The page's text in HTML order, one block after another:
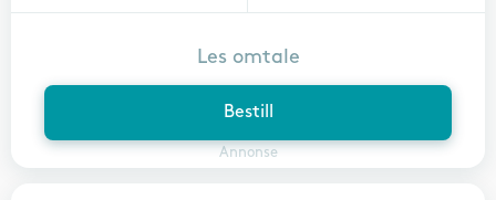
Bestill
Annonse
Les omtale